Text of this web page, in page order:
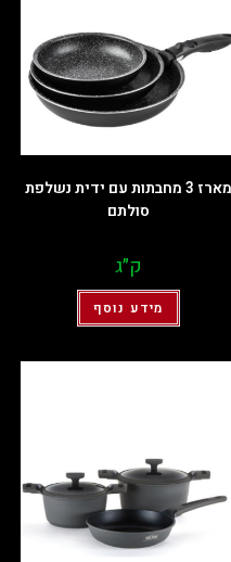
מארז 3 מחבתות עם ידית נשלפת
סולתם
ק״ג
מידע נוסף